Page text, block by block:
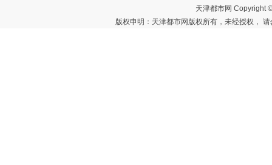
天津都市网 Copyright
版权申明：天津都市网版权所有，未经授权，